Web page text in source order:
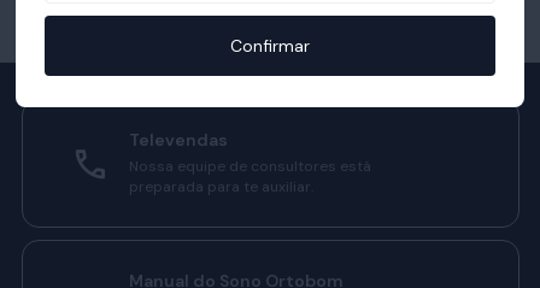
Televendas
Nossa equipe de consultores está
preparada para te auxiliar.
Manual do Sono Ortobom
Confirmar